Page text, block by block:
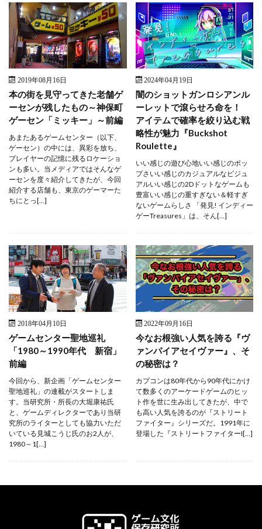
2019年08月16日
本の街を見守ってきた老舗ゲ
ーセンが残したもの～神保町
ゲーセン「ミッキー」～前編
あまたあるゲームセンター（以下、
ゲーセン）の中には、異彩を放ち、
プレイヤーの記憶に残るロケーショ
ンも多い。当メディアではそんなゲ
ーセンを度々紹介してきたが、今回
紹介する店舗も、東京のゲーマーた
ちにとっ[…]
2024年04月19日
闇のショットガンロシアンル
ーレットで滾らせろ命を！
アイテムで確率を絞り込む戦
略性が魅力『Buckshot
Roulette』
いい感じの遊び心地いい感じのポッ
プさいい感じのカジュアルなビジュ
アルいい感じの2Dドットなゲームも
豊富いい感じの重すぎない＆軽すぎ
ないゲームらしさ 「発見! インディー
ゲーTreasures」は、そん[…]
2018年04月10日
ゲームセンター聖地巡礼
「1980～1990年代 新宿」
前編
今回から、新企画「ゲームセンター
聖地巡礼」の連載がスタートしま
す。当研究所・所長の大堀康祐氏
と、ゲームディレクターであり当研
究所のライターとしても協力いただ
いている見城こうじ氏のお2人が、
1980～1[…]
2022年09月16日
今なお根強い人気を誇る『ヴ
ァンパイアセイヴァー』、そ
の秘密は？
カプコンは80年代から90年代にかけ
て数多くのアーケードゲームのヒッ
ト作を世に生み出してきたが、中で
も高い人気を誇るのが『ストリート
ファイター』シリーズだ。1991年に
登場した『ストリートファイターI[…]